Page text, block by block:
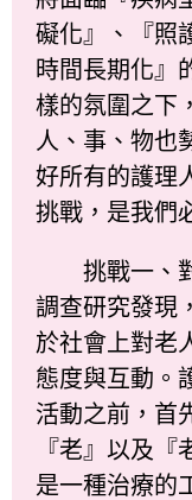
礙化』、『照
時間長期化』
樣的氛圍之下
人、事、物也
好所有的護理
挑戰，是我們
挑戰一、對
調查研究發現
於社會上對老
態度與互動。
活動之前，首
『老』以及
是一種治療的